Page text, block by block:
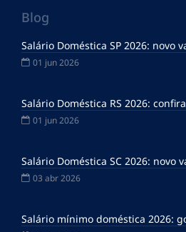
Blog
Salário Doméstica SP 2026: novo
01 jun 2026
Salário Doméstica RS 2026:
01 jun 2026
Salário Doméstica SC 2026: novo
03 abr 2026
Salário mínimo doméstica 2026: